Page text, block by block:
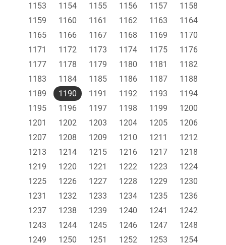
1153 1154 1155 1156 1157
1158
1159
1160 1161 1162 1163
1164
1165
1166 1167 1168 1169
1170
1171
1172 1173 1174 1175
1176
1177
1178 1179 1180 1181
1182
1183
1184 1185 1186 1187
1188
1189
1190 1191 1192 1193
1194
1195
1196 1197 1198 1199
1200
1201
1202 1203 1204 1205
1206
1207
1208 1209 1210 1211
1212
1213
1214 1215 1216 1217
1218
1219
1220 1221 1222 1223
1224
1225
1226 1227 1228 1229
1230
1231
1232 1233 1234 1235
1236
1237
1238 1239 1240 1241
1242
1243
1244 1245 1246 1247
1248
1249
1250 1251 1252 1253
1254